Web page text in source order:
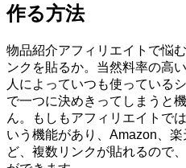
作る方法
物品紹介アフィリエイトで悩
ンクを貼るか。当然料率の高
人によっていつも使っている
で一つに決めきってしまうと
ん。もしもアフィリエイトで
いう機能があり、Amazon、
ど、複数リンクが貼れるので